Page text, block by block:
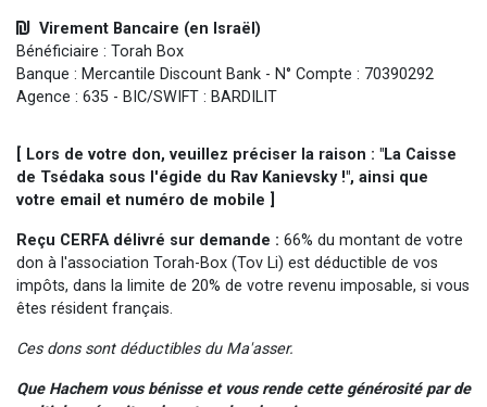
Virement Bancaire (en Israël)
Bénéficiaire : Torah Box
Banque : Mercantile Discount Bank - N° Compte : 70390292
Agence : 635 - BIC/SWIFT : BARDILIT
[ Lors de votre don, veuillez préciser la raison : "La Caisse
de Tsédaka sous l'égide du Rav Kanievsky !", ainsi que
votre email et numéro de mobile ]
Reçu CERFA délivré sur demande : 66% du montant de votre
don à l'association Torah-Box (Tov Li) est déductible de vos
impôts, dans la limite de 20% de votre revenu imposable, si vous
êtes résident français.
Ces dons sont déductibles du Ma'asser.
Que Hachem vous bénisse et vous rende cette générosité par de